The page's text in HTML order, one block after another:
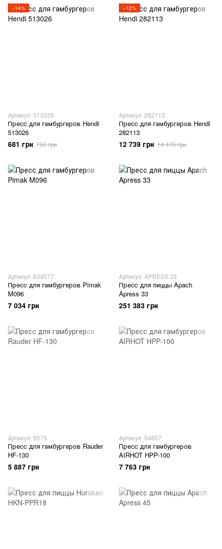
−14%
Артикул: 513026
Пресс для гамбургеров Hendi
513026
681 грн 792 грн
−12%
Артикул: 282113
Пресс для гамбургеров Hendi
282113
12 739 грн 14 476 грн
Артикул: 634577
Пресс для гамбургеров Pimak
M096
7 034 грн
Артикул: APRESS 33
Пресс для пиццы Apach
Apress 33
251 383 грн
Артикул: 9575
Пресс для гамбургеров Rauder
HF-130
5 887 грн
Артикул: 54857
Пресс для гамбургеров
AIRHOT HPP-100
7 763 грн